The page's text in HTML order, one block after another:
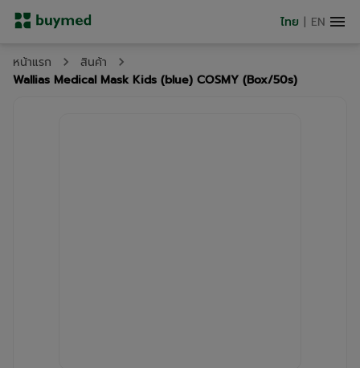
ไทย | EN
หน้าแรก
สินค้า
Wallias Medical Mask Kids (blue) COSMY (Box/50s)